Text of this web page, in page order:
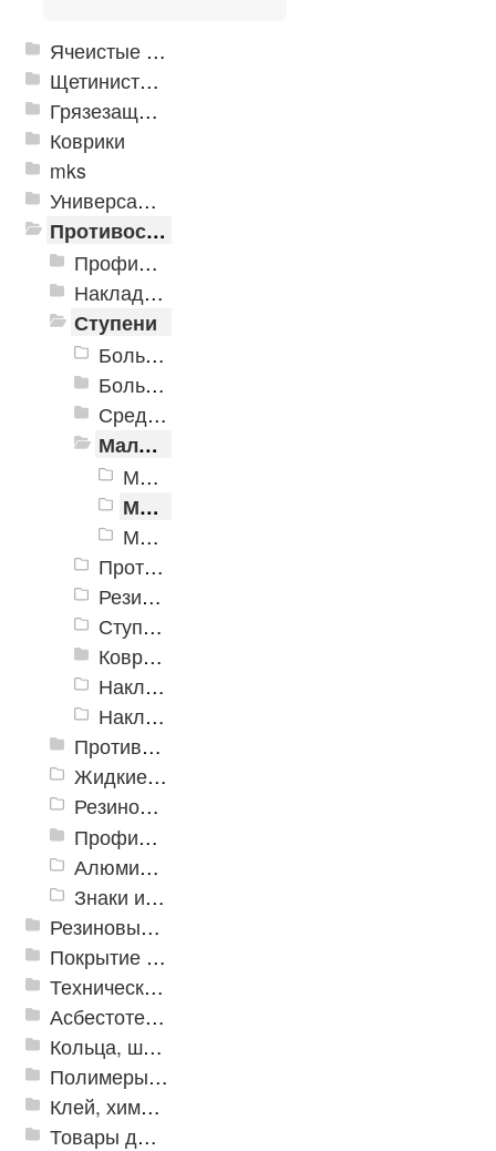
Ячеистые грязезащитные покрытия
Щетинистые покрытия
Грязезащитные, влаговпитывающие покрытия
Коврики
mks
Универсальные модульные покрытия
Противоскользящая защита для лестниц, профили, ленты
Профили алюминиевые с резиновой вставкой
Накладки противоскользящие резиновые
Ступени
Большая проступь (Классика)
Большая облегченная проступь
Средняя проступь
Малая облегченная проступь
Малая облегченная проступь Индия
Малая облегченная проступь Россия 900х300х30мм
Малая облегченная проступь, Россия, 740x250x30
Противоскользящая накладка на ступень "Ледокол"
Резиновая накладная проступь «Домино»
Ступеньки ажурные
Ковровые коврики на ступеньки
Накладка на ступень «Барьер 16» 300x900x16 мм. ±5%
Накладка на ступень «Пласт-Анти 15» 300x900x16 мм. ±5%
Противоскользящие ленты
Жидкие противоскользящие средства
Резиновый профиль с алюминиевой вставкой «NoSlip»
Профили закладные
Алюминиевый профиль для ленты
Знаки из полистирола для разметки пола
Резиновые и ПВХ дорожки
Покрытие из резиновой крошки
Техническая резина
Асбестотехнические и теплоизоляционные материалы
Кольца, шайбы, манжеты
Полимеры и пластики
Клей, химия, сопутствующие товары
Товары для дома